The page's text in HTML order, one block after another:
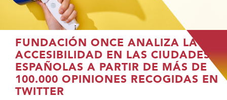
encuentras
contenido
FUNDACIÓN ONCE ANALIZA LA
ACCESIBILIDAD EN LAS CIUDADES
ESPAÑOLAS A PARTIR DE MÁS DE
100.000 OPINIONES RECOGIDAS EN
TWITTER